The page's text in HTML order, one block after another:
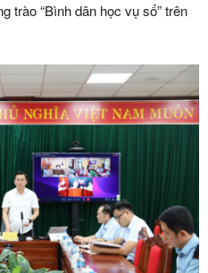
trào “Bình dân học vụ số” trên